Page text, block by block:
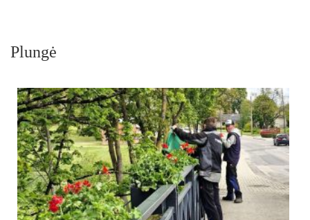
Plungė